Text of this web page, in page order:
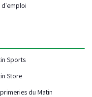
d'emploi
Sports
Store
du Matin